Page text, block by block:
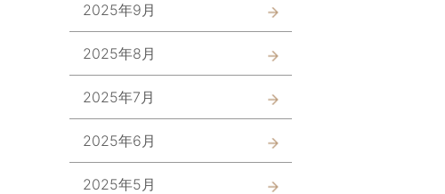
2025年9月
2025年8月
2025年7月
2025年6月
2025年5月